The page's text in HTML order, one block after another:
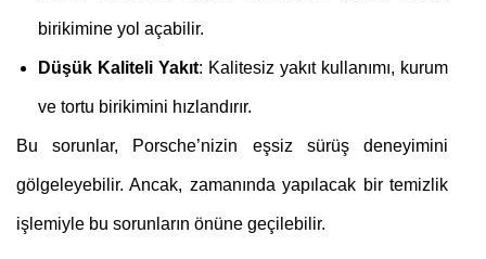
birikimine yol açabilir.
Düşük Kaliteli Yakıt: Kalitesiz yakıt kullanımı, kurum
ve tortu birikimini hızlandırır.
Bu sorunlar, Porsche’nizin eşsiz sürüş deneyimini
gölgeleyebilir. Ancak, zamanında yapılacak bir temizlik
işlemiyle bu sorunların önüne geçilebilir.